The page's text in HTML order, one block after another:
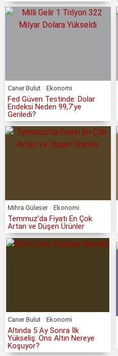
Caner Bulut Ekonomi
Fed Güven Testinde: Dolar
Endeksi Neden 99,7’ye
Geriledi?
Mihra Güleser Ekonomi
Temmuz’da Fiyatı En Çok
Artan ve Düşen Ürünler
Caner Bulut Ekonomi
Altında 5 Ay Sonra İlk
Yükseliş: Ons Altın Nereye
Koşuyor?